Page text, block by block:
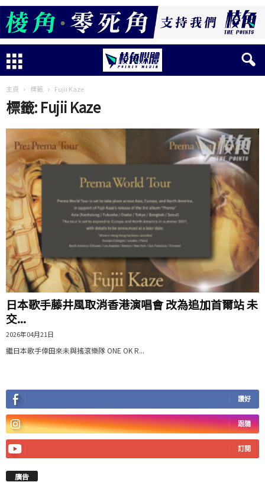
主頁 標籤 Fujii Kaze
標籤: Fujii Kaze
日本歌手藤井風取消香港演唱會 改為追加首爾站 未
交...
2026年04月21日
繼日本歌手倖田來未與搖滾樂隊 ONE OK R...
讚好
跟隨
訂閱
廣告